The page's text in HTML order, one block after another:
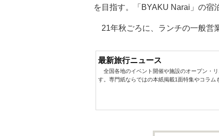
を目指す。「BYAKU Narai」の宿
21年秋ごろに、ランチの一般営
最新旅行ニュース
全国各地のイベント開催や施設のオープン・
す。専門紙ならではの本紙掲載1面特集やコラム